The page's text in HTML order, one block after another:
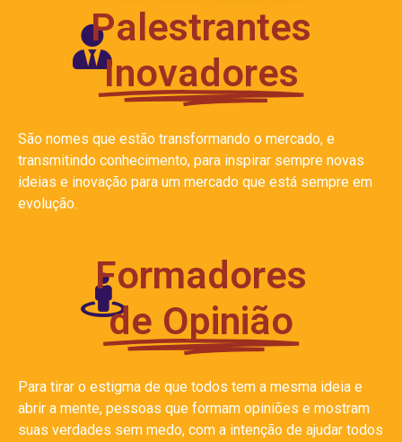
Palestrantes
Inovadores
São nomes que estão transformando o mercado, e
transmitindo conhecimento, para inspirar sempre novas
ideias e inovação para um mercado que está sempre em
evolução.
Formadores
de Opinião
Para tirar o estigma de que todos tem a mesma ideia e
abrir a mente, pessoas que formam opiniões e mostram
suas verdades sem medo, com a intenção de ajudar todos